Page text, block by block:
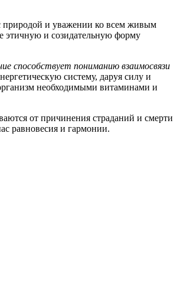
природой и уважении ко всем живым
этичную и созидательную форму
способствует пониманию взаимосвязи
систему, даруя силу и
необходимыми витаминами и
от причинения страданий и смерти
равновесия и гармонии.